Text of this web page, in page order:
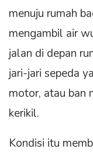
menuju rumah
mengambil air
jalan di depan
jari-jari sepeda
motor, atau ban
kerikil.
Kondisi itu